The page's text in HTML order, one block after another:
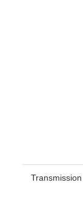
Transmission